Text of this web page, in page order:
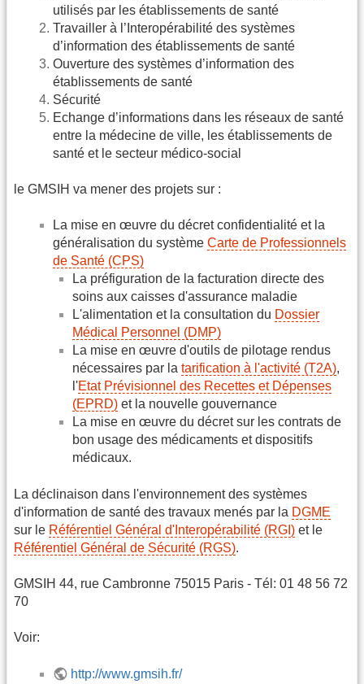
utilisés par les établissements de santé
Travailler à l’Interopérabilité des systèmes
d’information des établissements de santé
Ouverture des systèmes d’information des
établissements de santé
Sécurité
Echange d’informations dans les réseaux de santé
entre la médecine de ville, les établissements de
santé et le secteur médico-social
le GMSIH va mener des projets sur :
La mise en œuvre du décret confidentialité et la
généralisation du système Carte de Professionnels
de Santé (CPS)
La préfiguration de la facturation directe des
soins aux caisses d'assurance maladie
L'alimentation et la consultation du Dossier
Médical Personnel (DMP)
La mise en œuvre d'outils de pilotage rendus
nécessaires par la tarification à l'activité (T2A),
l'Etat Prévisionnel des Recettes et Dépenses
(EPRD) et la nouvelle gouvernance
La mise en œuvre du décret sur les contrats de
bon usage des médicaments et dispositifs
médicaux.
La déclinaison dans l'environnement des systèmes
d'information de santé des travaux menés par la DGME
sur le Référentiel Général d'Interopérabilité (RGI) et le
Référentiel Général de Sécurité (RGS).
GMSIH 44, rue Cambronne 75015 Paris - Tél: 01 48 56 72
70
Voir:
http://www.gmsih.fr/